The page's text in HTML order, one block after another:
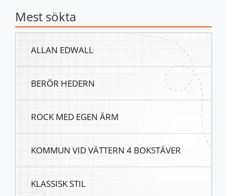
Mest sökta
ALLAN EDWALL
BERÖR HEDERN
ROCK MED EGEN ÄRM
KOMMUN VID VÄTTERN 4 BOKSTÄVER
KLASSISK STIL